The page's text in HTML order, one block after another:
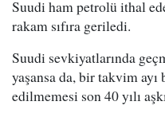
Suudi ham petrolü ithal
rakam sıfıra geriledi.
Suudi sevkiyatlarında
yaşansa da, bir takvim
edilmemesi son 40 yılı